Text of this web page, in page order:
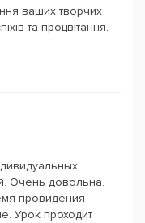
ваших творчих
та процвітання.
Очень довольна.
провидения
Урок проходит